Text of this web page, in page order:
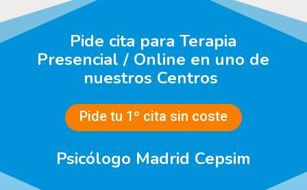
Pide cita para Terapia
Presencial / Online en uno de
nuestros Centros
Pide tu 1º cita sin coste
Psicólogo Madrid Cepsim